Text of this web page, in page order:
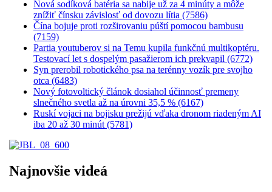
Nová sodíková batéria sa nabije už za 4 minúty a môže
znížiť čínsku závislosť od dovozu lítia (7586)
Čína bojuje proti rozširovaniu púští pomocou bambusu
(7159)
Partia youtuberov si na Temu kupila funkčnú multikoptéru.
Testovací let s dospelým pasažierom ich prekvapil (6772)
Syn prerobil robotického psa na terénny vozík pre svojho
otca (6483)
Nový fotovoltický článok dosiahol účinnosť premeny
slnečného svetla až na úrovni 35,5 % (6167)
Ruskí vojaci na bojisku prežijú vďaka dronom riadeným AI
iba 20 až 30 minút (5781)
Najnovšie videá